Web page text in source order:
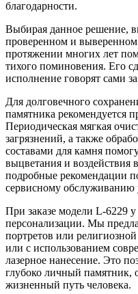
благодарности.
Выбирая данное решение,
проверенном и
протяжении многих лет
тихого поминовения. Его
исполнение говорят сами
Для долговечного
памятника рекомендуется
Периодическая мягкая
загрязнений, а также
составами для камня
выцветания и воздействия
подробные рекомендации
сервисному обслуживанию
При заказе модели L-6229 у
персонализации. Мы
портретов или
или с использованием
лазерное нанесение. Это
глубоко личный памятник,
жизненный путь человека.